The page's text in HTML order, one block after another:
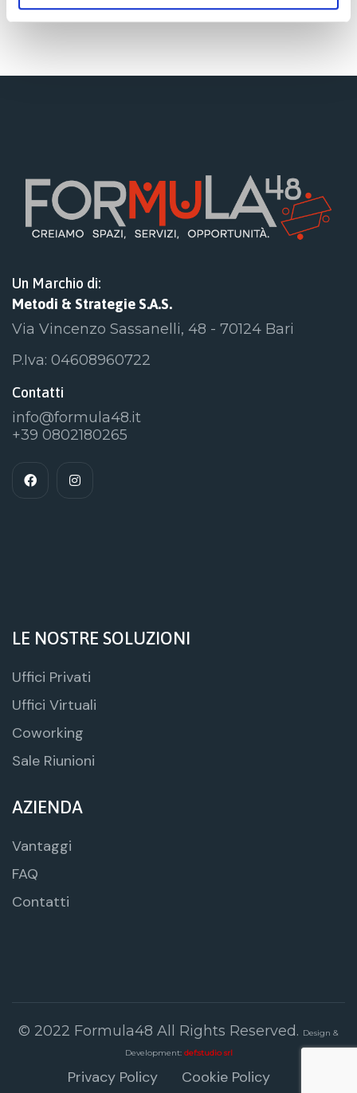
Instagram eFacebook
Un Marchio di:
Metodi & Strategie S.A.S.
Via Vincenzo Sassanelli, 48 - 70124 Bari
P.Iva: 04608960722
Contatti
info@formula48.it
+39 0802180265
LE NOSTRE SOLUZIONI
Uffici Privati
Uffici Virtuali
Coworking
Sale Riunioni
AZIENDA
Vantaggi
FAQ
Contatti
© 2022 Formula48 All Rights Reserved. Design &
Development: def:studio srl
Privacy Policy Cookie Policy